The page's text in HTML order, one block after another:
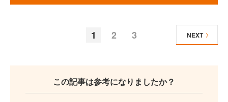
1 2 3 NEXT
この記事は参考になりましたか？